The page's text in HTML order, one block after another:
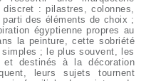
: pilastres, colonnes,
des éléments de choix ;
égyptienne propres au
la peinture, cette sobriété
; le plus souvent, les
destinés à la décoration
leurs sujets tournent